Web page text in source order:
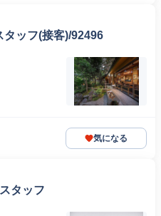
ッフ(接客)/92496
気になる
タッフ